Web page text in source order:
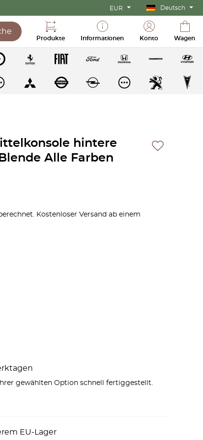
EUR Deutsch
Produkte Informationen Konto Wagen
hintere
Alle Farben
Kostenloser Versand ab einem
gewählten Option schnell fertiggestellt.
EU-Lager